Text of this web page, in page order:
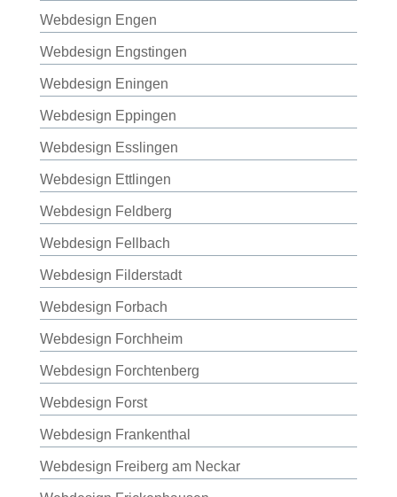
Webdesign Engen
Webdesign Engstingen
Webdesign Eningen
Webdesign Eppingen
Webdesign Esslingen
Webdesign Ettlingen
Webdesign Feldberg
Webdesign Fellbach
Webdesign Filderstadt
Webdesign Forbach
Webdesign Forchheim
Webdesign Forchtenberg
Webdesign Forst
Webdesign Frankenthal
Webdesign Freiberg am Neckar